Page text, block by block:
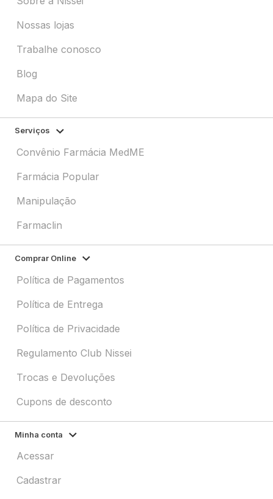
Nossas lojas
Trabalhe conosco
Blog
Mapa do Site
Serviços
Convênio Farmácia MedME
Farmácia Popular
Manipulação
Farmaclin
Comprar Online
Política de Pagamentos
Política de Entrega
Política de Privacidade
Regulamento Club Nissei
Trocas e Devoluções
Cupons de desconto
Minha conta
Acessar
Cadastrar